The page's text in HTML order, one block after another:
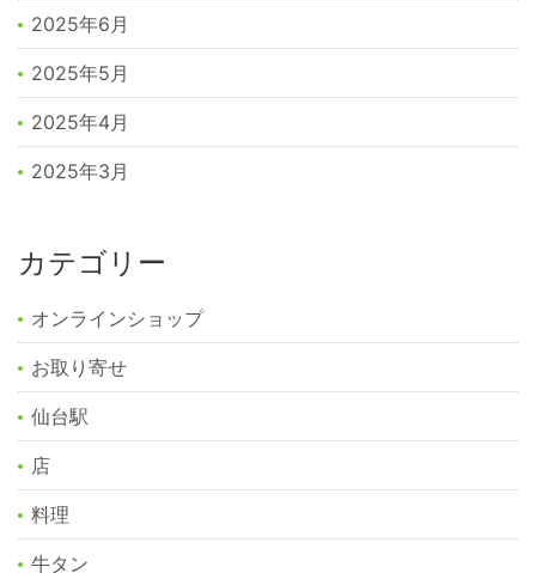
2025年6月
2025年5月
2025年4月
2025年3月
カテゴリー
オンラインショップ
お取り寄せ
仙台駅
店
料理
牛タン